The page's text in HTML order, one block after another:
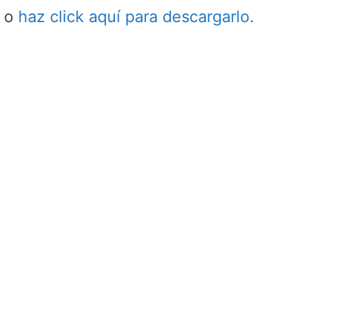
o haz click aquí para descargarlo.